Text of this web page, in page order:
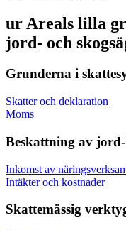
ur Areals lilla
jord- och
Grunderna i
Skatter och deklaration
Moms
Beskattning av
Inkomst av
Intäkter och kostnader
Skattemässig